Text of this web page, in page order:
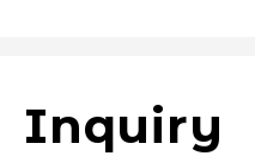
Inquiry